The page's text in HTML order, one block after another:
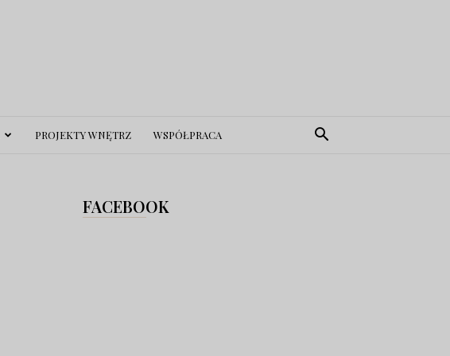
PROJEKTY WNĘTRZ WSPÓŁPRACA
FACEBOOK